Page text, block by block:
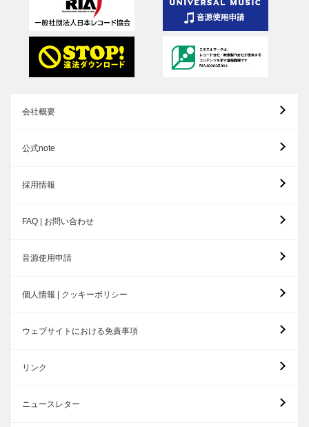
会社概要
公式note
採用情報
FAQ | お問い合わせ
音源使用申請
個人情報 | クッキーポリシー
ウェブサイトにおける免責事項
リンク
ニュースレター